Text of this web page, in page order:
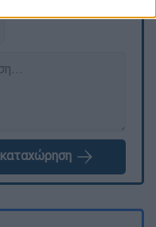
καταχώρηση